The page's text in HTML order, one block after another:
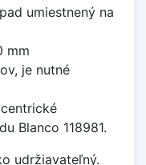
umiestnený na
mm
je nutné
Blanco 118981.
udržiavateľný.